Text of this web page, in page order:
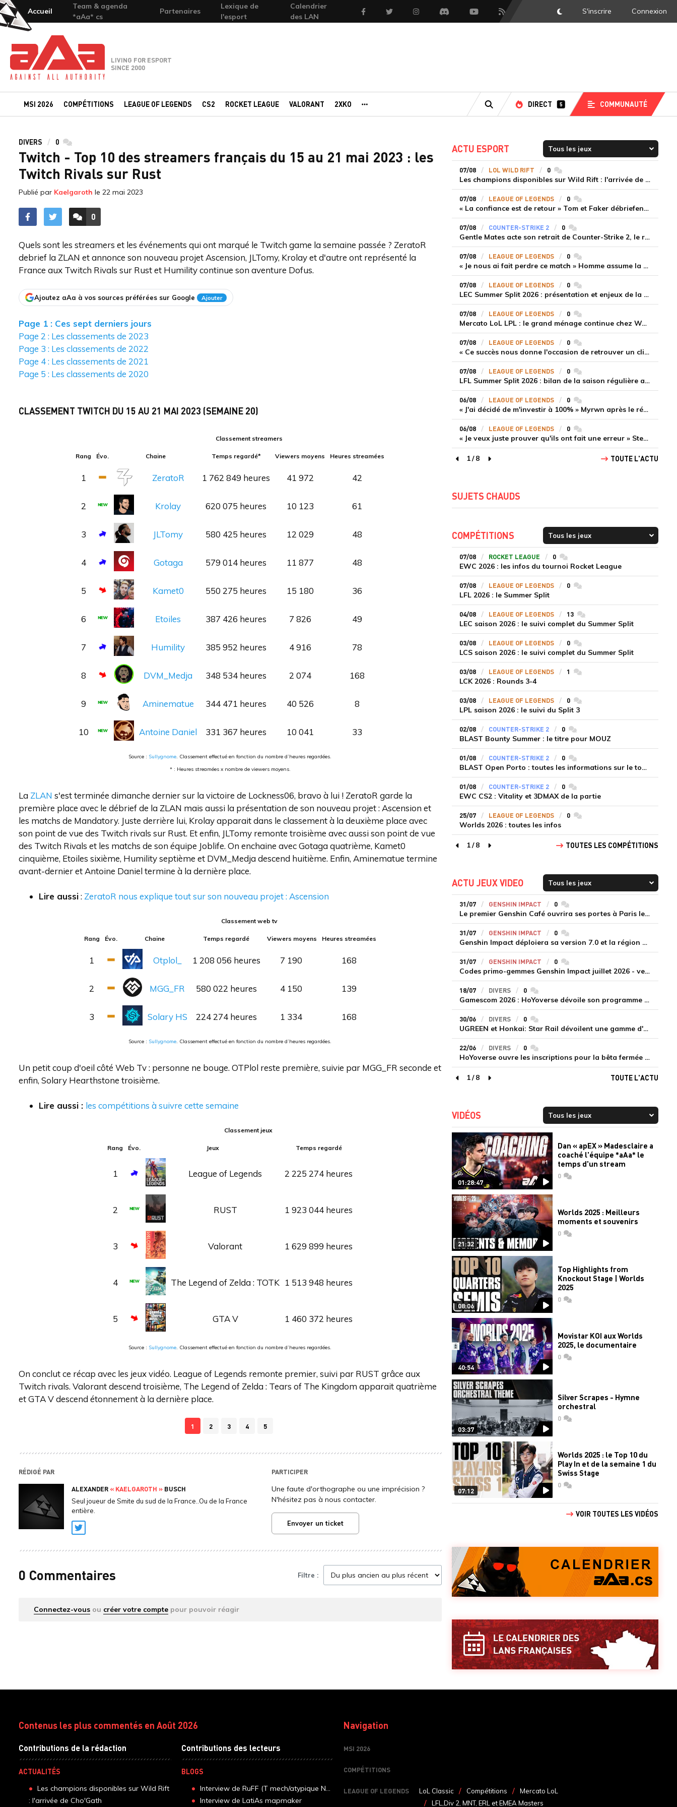
Accueil
Team & agenda
*aAa* cs
Partenaires
Lexique de
l'esport
Calendrier
des LAN
FacebookTwitter InstagramDiscord YoutubeFlux RSS DarkMode
S'inscrire Connexion
Team-aAa - against All authority
LIVING FOR ESPORT
SINCE 2000
MSI 2026 COMPÉTITIONS LEAGUE OF LEGENDS CS2 ROCKET LEAGUE VALORANT 2XKO
RECHERCHE
DIRECT 5 COMMUNAUTÉ
DIVERS 0 commentaires
Twitch - Top 10 des streamers français du 15 au 21 mai 2023 : les
Twitch Rivals sur Rust
Publié par Kaelgaroth le 22 mai 2023
ACCÉDER AUX
0
COMMENTAIRES
Quels sont les streamers et les événements qui ont marqué le Twitch game la semaine passée ? ZeratoR
debrief la ZLAN et annonce son nouveau projet Ascension, JLTomy, Krolay et d'autre ont représenté la
France aux Twitch Rivals sur Rust et Humility continue son aventure Dofus.
Ajoutez aAa à vos sources préférées sur Google Ajouter
Page 1 : Ces sept derniers jours
Page 2 : Les classements de 2023
Page 3 : Les classements de 2022
Page 4 : Les classements de 2021
Page 5 : Les classements de 2020
CLASSEMENT TWITCH DU 15 AU 21 MAI 2023 (SEMAINE 20)
Classement streamers
Rang Évo. Chaine Temps regardé* Viewers moyens Heures streamées
1 ZeratoR 1 762 849 heures 41 972 42
2 Krolay 620 075 heures 10 123 61
3 JLTomy 580 425 heures 12 029 48
4 Gotaga 579 014 heures 11 877 48
5 Kamet0 550 275 heures 15 180 36
6 Etoiles 387 426 heures 7 826 49
7 Humility 385 952 heures 4 916 78
8 DVM_Medja 348 534 heures 2 074 168
9 Aminematue 344 471 heures 40 526 8
10 Antoine Daniel 331 367 heures 10 041 33
Source : Sullygnome. Classement effectué en fonction du nombre d’heures regardées.
* : Heures streamées x nombre de viewers moyens.
La ZLAN s'est terminée dimanche dernier sur la victoire de Lockness06, bravo à lui ! ZeratoR garde la
première place avec le débrief de la ZLAN mais aussi la présentation de son nouveau projet : Ascension et
les matchs de Mandatory. Juste derrière lui, Krolay apparait dans le classement à la deuxième place avec
son point de vue des Twitch rivals sur Rust. Et enfin, JLTomy remonte troisième avec aussi son point de vue
des Twitch Rivals et les matchs de son équipe Joblife. On enchaine avec Gotaga quatrième, Kamet0
cinquième, Etoiles sixième, Humility septième et DVM_Medja descend huitième. Enfin, Aminematue termine
avant-dernier et Antoine Daniel termine à la dernière place.
Lire aussi: ZeratoR nous explique tout sur son nouveau projet : Ascension
Classement web tv
Rang Évo. Chaine Temps regardé Viewers moyens Heures streamées
1 Otplol_ 1 208 056 heures 7 190 168
2 MGG_FR 580 022 heures 4 150 139
3 Solary HS 224 274 heures 1 334 168
Source : Sullygnome. Classement effectué en fonction du nombre d’heures regardées.
Un petit coup d'oeil côté Web Tv : personne ne bouge. OTPlol reste première, suivie par MGG_FR seconde et
enfin, Solary Hearthstone troisième.
Lire aussi : les compétitions à suivre cette semaine
Classement jeux
Rang Évo. Jeux Temps regardé
1 League of Legends 2 225 274 heures
2 RUST 1 923 044 heures
3 Valorant 1 629 899 heures
4 The Legend of Zelda : TOTK 1 513 948 heures
5 GTA V 1 460 372 heures
Source : Sullygnome. Classement effectué en fonction du nombre d’heures regardées.
On conclut ce récap avec les jeux vidéo. League of Legends remonte premier, suivi par RUST grâce aux
Twitch rivals. Valorant descend troisième, The Legend of Zelda : Tears of The Kingdom apparait quatrième
et GTA V descend étonnement à la dernière place.
1 2 3 4 5
RÉDIGÉ PAR
ALEXANDER « KAELGAROTH » BUSCH
Seul joueur de Smite du sud de la France..Ou de la France
entière.
Twitter
PARTICIPER
Une faute d'orthographe ou une imprécision ?
N'hésitez pas à nous contacter.
Envoyer un ticket
0 Commentaires Filtre :
Connectez-vous ou créer votre compte pour pouvoir réagir
ACTU ESPORT
07/08 LOL WILD RIFT 0commentaires
Les champions disponibles sur Wild Rift : l'arrivée de Cho'Gath
07/08 LEAGUE OF LEGENDS 0commentaires
« La confiance est de retour » Tom et Faker débriefent la victoire convaincante de T1 face à Dplus KIA
07/08 COUNTER-STRIKE 2 0commentaires
Gentle Mates acte son retrait de Counter-Strike 2, le roster ibérique libéré
07/08 LEAGUE OF LEGENDS 0commentaires
« Je nous ai fait perdre ce match » Homme assume la responsabilité de la défaite de HLE face à Gen.G
07/08 LEAGUE OF LEGENDS 0commentaires
LEC Summer Split 2026 : présentation et enjeux de la troisième semaine de compétition
07/08 LEAGUE OF LEGENDS 0commentaires
Mercato LoL LPL : le grand ménage continue chez Weibo Gaming, Jiejie quitte le navire au profit de Xiaohao
07/08 LEAGUE OF LEGENDS 0commentaires
« Ce succès nous donne l'occasion de retrouver un climat beaucoup plus positif » Ryu et Canyon soulagés après la victoire de Gen.G sur HLE
07/08 LEAGUE OF LEGENDS 0commentaires
LFL Summer Split 2026 : bilan de la saison régulière avec Solary en tête
06/08 LEAGUE OF LEGENDS 0commentaires
« J'ai décidé de m'investir à 100% » Myrwn après le réveil de Movistar KOI face à Fnatic
06/08 LEAGUE OF LEGENDS 0commentaires
« Je veux juste prouver qu'ils ont fait une erreur » Stend se confie sur son mercato chaotique et ses ambitions avec Shifters
page précédente
1/8
page suivante
TOUTE L'ACTU
SUJETS CHAUDS
COMPÉTITIONS
07/08 ROCKET LEAGUE 0commentaires
EWC 2026 : les infos du tournoi Rocket League
07/08 LEAGUE OF LEGENDS 0commentaires
LFL 2026 : le Summer Split
04/08 LEAGUE OF LEGENDS 13commentaires
LEC saison 2026 : le suivi complet du Summer Split
03/08 LEAGUE OF LEGENDS 0commentaires
LCS saison 2026 : le suivi complet du Summer Split
03/08 LEAGUE OF LEGENDS 1 commentaires
LCK 2026 : Rounds 3-4
03/08 LEAGUE OF LEGENDS 0commentaires
LPL saison 2026 : le suivi du Split 3
02/08 COUNTER-STRIKE 2 0commentaires
BLAST Bounty Summer : le titre pour MOUZ
01/08 COUNTER-STRIKE 2 0commentaires
BLAST Open Porto : toutes les informations sur le tournoi
01/08 COUNTER-STRIKE 2 0commentaires
EWC CS2 : Vitality et 3DMAX de la partie
25/07 LEAGUE OF LEGENDS 0commentaires
Worlds 2026 : toutes les infos
page précédente
1/8
page suivante
TOUTES LES COMPÉTITIONS
ACTU JEUX VIDEO
31/07 GENSHIN IMPACT 0commentaires
Le premier Genshin Café ouvrira ses portes à Paris le 14 août
31/07 GENSHIN IMPACT 0commentaires
Genshin Impact déploiera sa version 7.0 et la région de Snezhnaya le 12 août
31/07 GENSHIN IMPACT 0commentaires
Codes primo-gemmes Genshin Impact juillet 2026 - version 7.0
18/07 DIVERS 0commentaires
Gamescom 2026 : HoYoverse dévoile son programme et présente deux nouveaux jeux inédits
30/06 DIVERS 0commentaires
UGREEN et Honkai: Star Rail dévoilent une gamme d'accessoires de recharge en édition limitée
22/06 DIVERS 0commentaires
HoYoverse ouvre les inscriptions pour la bêta fermée de Honkai : Nexus Anima
page précédente
1/8
page suivante
TOUTE L'ACTU
VIDÉOS
01:28:47
Dan « apEX » Madesclaire a
coaché l'équipe *aAa* le
temps d'un stream
0commentaires
21:32
Worlds 2025 : Meilleurs
moments et souvenirs
0commentaires
08:06
Top Highlights from
Knockout Stage | Worlds
2025
0commentaires
40:54
Movistar KOI aux Worlds
2025, le documentaire
0commentaires
03:37
Silver Scrapes - Hymne
orchestral
0commentaires
07:12
Worlds 2025 : le Top 10 du
Play In et de la semaine 1 du
Swiss Stage
0commentaires
VOIR TOUTES LES VIDÉOS
Contenus les plus commentés en Août 2026
Contributions de la rédaction
ACTUALITÉS
Les champions disponibles sur Wild Rift
: l'arrivée de Cho'Gath
Contributions des lecteurs
BLOGS
Interview de RuFF (T mech/atypique N...
Interview de LatiAs mapmaker
Navigation
MSI 2026
COMPÉTITIONS
LEAGUE OF LEGENDS LoL Classic Compétitions
Mercato LoL
LFL,Div 2, MNT, ERL et EMEA Masters